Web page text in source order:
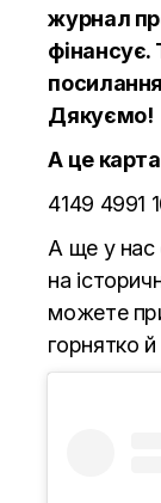
журнал
фінансує.
Дякуємо!
А це
4149 4991
А ще у нас
на
можете
горнятко